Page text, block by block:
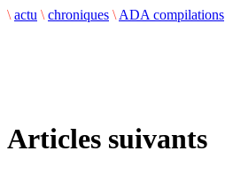
\ actu \ chroniques \ ADA compilations
Articles suivants